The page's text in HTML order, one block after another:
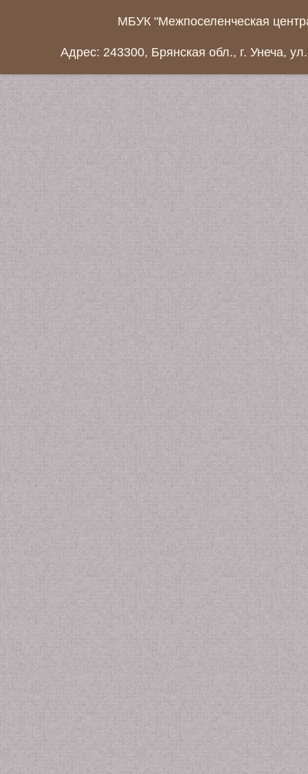
МБУК "Межпоселенческая
Адрес: 243300, Брянская обл., г. Унеча,